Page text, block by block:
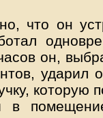
что он
он,
ударил
которую
в